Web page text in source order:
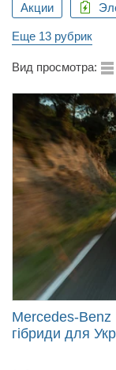
Новости
Отзывы об авто
Все для авто
Загрузить
Акции
Еще 13 рубрик
Вид просмотра:
Mercedes-Benz
гібриди для